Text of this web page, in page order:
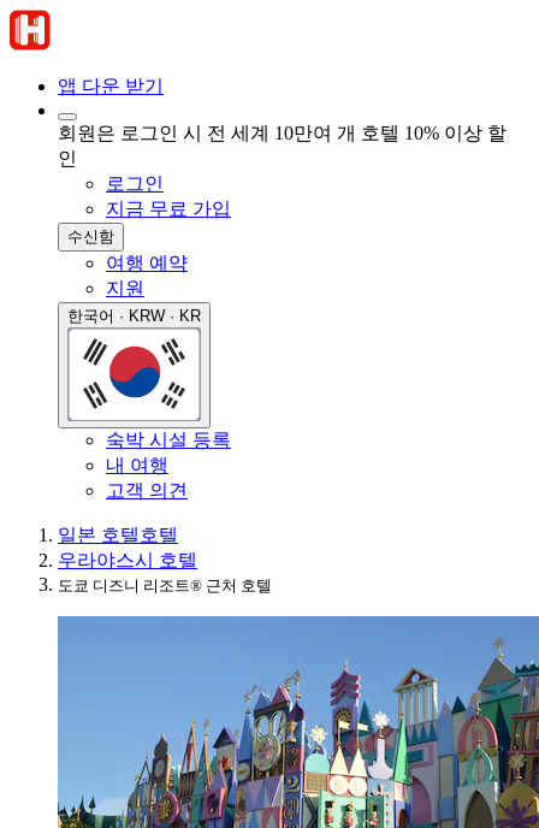
앱 다운 받기
회원은 로그인 시 전 세계 10만여 개 호텔 10% 이상 할
인
로그인
지금 무료 가입
수신함
여행 예약
지원
한국어 · KRW · KR
숙박 시설 등록
내 여행
고객 의견
일본 호텔호텔
우라야스시 호텔
도쿄 디즈니 리조트® 근처 호텔